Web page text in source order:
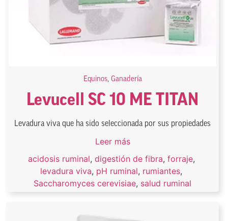
Equinos, Ganadería
Levucell SC 10 ME TITAN
Levadura viva que ha sido seleccionada por sus propiedades
Leer más
acidosis ruminal, digestión de fibra, forraje,
levadura viva, pH ruminal, rumiantes,
Saccharomyces cerevisiae, salud ruminal